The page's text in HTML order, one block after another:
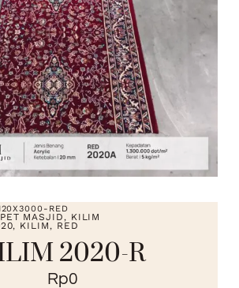
RED
MASJID, KILIM
, KILIM, RED
2020-R
Rp0